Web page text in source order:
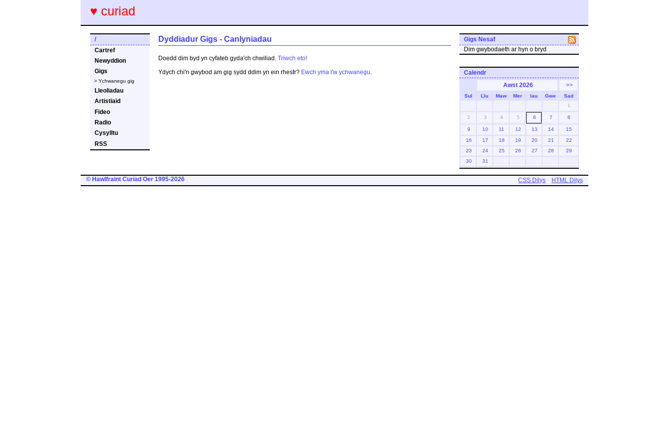
♥ curiad
/
Cartref
Newyddion
Gigs
> Ychwanegu gig
Lleoliadau
Artistiaid
Fideo
Radio
Cysylltu
RSS
Gigs Nesaf
Dim gwybodaeth ar hyn o bryd
Calendr
Awst 2026
>>
Sul Llu Maw Mer Iau Gwe
Sad
1
2 3 4 5 6 7 8
9 10 11 12 13 14
15
16
17 18 19 20 21
22
23
24 25 26 27 28
29
30
31
Dyddiadur Gigs - Canlyniadau
Doedd dim byd yn cyfateb gyda'ch chwiliad. Triwch eto!
Ydych chi'n gwybod am gig sydd ddim yn ein rhestr? Ewch yma i'w ychwanegu.
HTML Dilys
CSS Dilys
© Hawlfraint Curiad Oer 1995-2026